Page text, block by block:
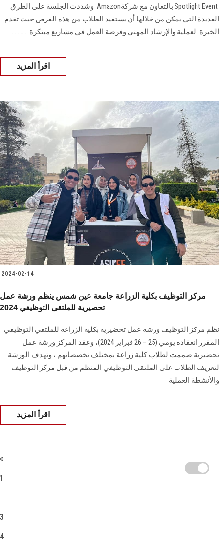
Spotlight Event ‎‏ ‏بالتعاون مع شركة‎ Amazon وشددت الجلسة على الطرق
العديدة التي يمكن من خلالها أن يستفيد الطلاب من هذه الفرص ‏حيث تقدم
الخبرة العملية والإرشاد المهني وفرصة العمل في مشاريع مبتكرة ......... .
اقرأ المزيد
2024-02-14
مركز التوظيف بكلية الزراعة جامعة عين شمس ينظم ورشة عمل
تحضيرية للملتقى التوظيفي 2024
نظم مركز التوظيف ورشة عمل تحضيرية بكلية الزراعة للملتقي التوظيفي
المقرر انعقاده يومي (25 – 26 فبراير 2024)، وعقد المركز ورشة عمل
تحضيرية صممت لطلاب كلية زراعة بمختلف ‏تخصصاتهم ‎، وتهدف الورشة
لتعريف الطلاب على الملتقى التوظيفي المنظم من قبل مركز التوظيف
‏والأنشطة العملية
اقرأ المزيد
«
1
3
4